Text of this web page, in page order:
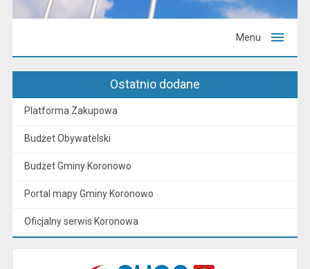
Menu
Ostatnio dodane
Platforma Zakupowa
Budżet Obywatelski
Budżet Gminy Koronowo
Portal mapy Gminy Koronowo
Oficjalny serwis Koronowa